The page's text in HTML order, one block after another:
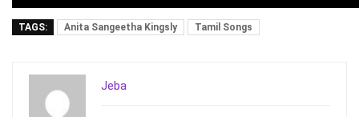
TAGS: Anita Sangeetha Kingsly Tamil Songs
Jeba